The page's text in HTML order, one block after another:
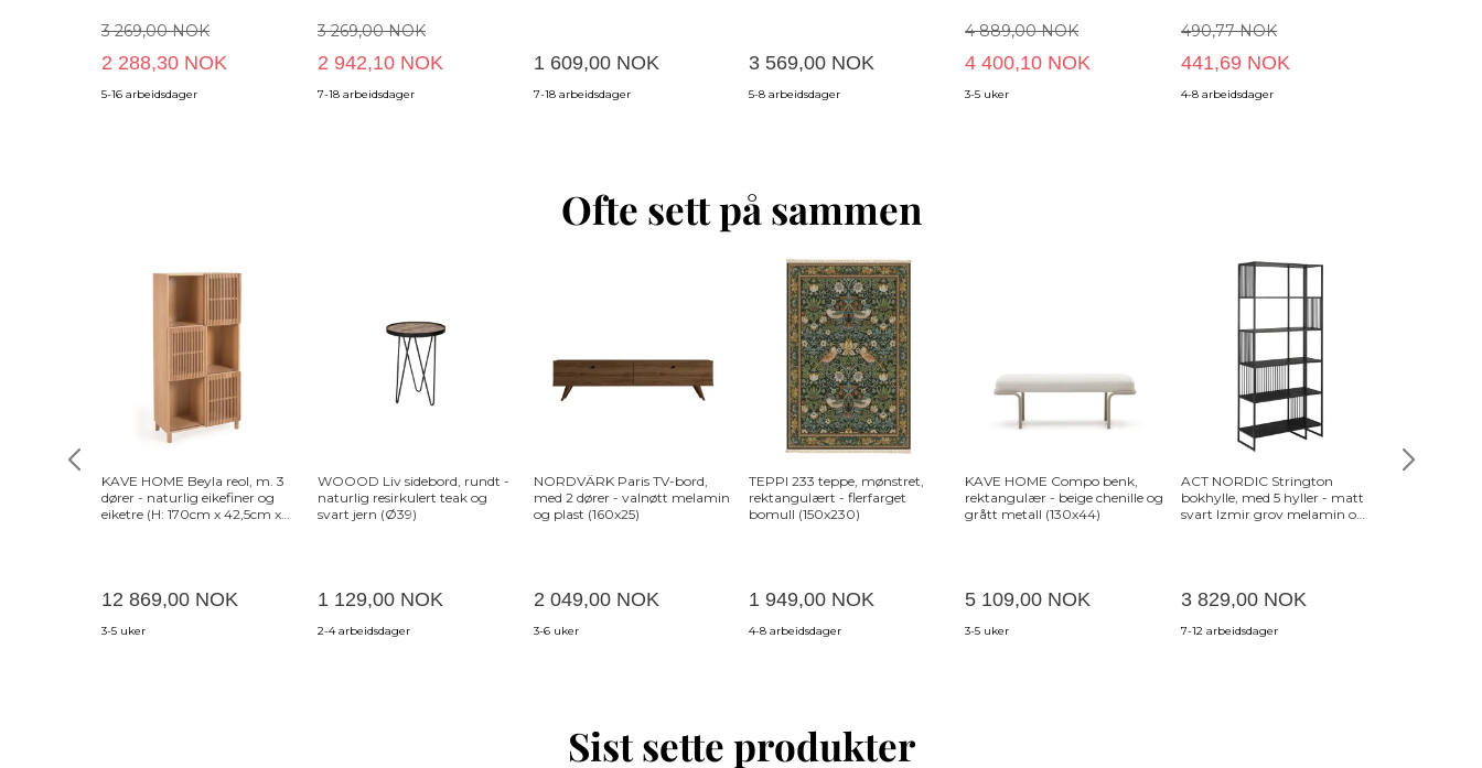
3 269,00 NOK
2 288,30 NOK
5-16 arbeidsdager
3 269,00 NOK
2 942,10 NOK
7-18 arbeidsdager
1 609,00 NOK
7-18 arbeidsdager
3 569,00 NOK
5-8 arbeidsdager
4 889,00 NOK
4 400,10 NOK
3-5 uker
490,77 NOK
441,69 NOK
4-8 arbeidsdager
Ofte sett på sammen
KAVE HOME Beyla reol, m. 3
dører - naturlig eikefiner og
eiketre (H: 170cm x 42,5cm x
12 869,00 NOK
3-5 uker
WOOOD Liv sidebord, rundt -
naturlig resirkulert teak og
svart jern (Ø39)
1 129,00 NOK
2-4 arbeidsdager
NORDVÄRK Paris TV-bord,
med 2 dører - valnøtt melamin
og plast (160x25)
2 049,00 NOK
3-6 uker
TEPPI 233 teppe, mønstret,
rektangulært - flerfarget
bomull (150x230)
1 949,00 NOK
4-8 arbeidsdager
KAVE HOME Compo benk,
rektangulær - beige chenille og
grått metall (130x44)
5 109,00 NOK
3-5 uker
ACT NORDIC Strington
bokhylle, med 5 hyller - matt
svart Izmir grov melamin og
3 829,00 NOK
7-12 arbeidsdager
Sist sette produkter